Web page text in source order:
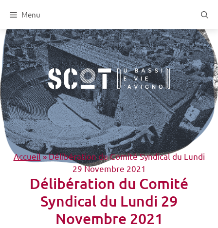
contenu
Menu
Accueil»Délibération du Comité Syndical du Lundi
29 Novembre 2021
Délibération du Comité
Syndical du Lundi 29
Novembre 2021